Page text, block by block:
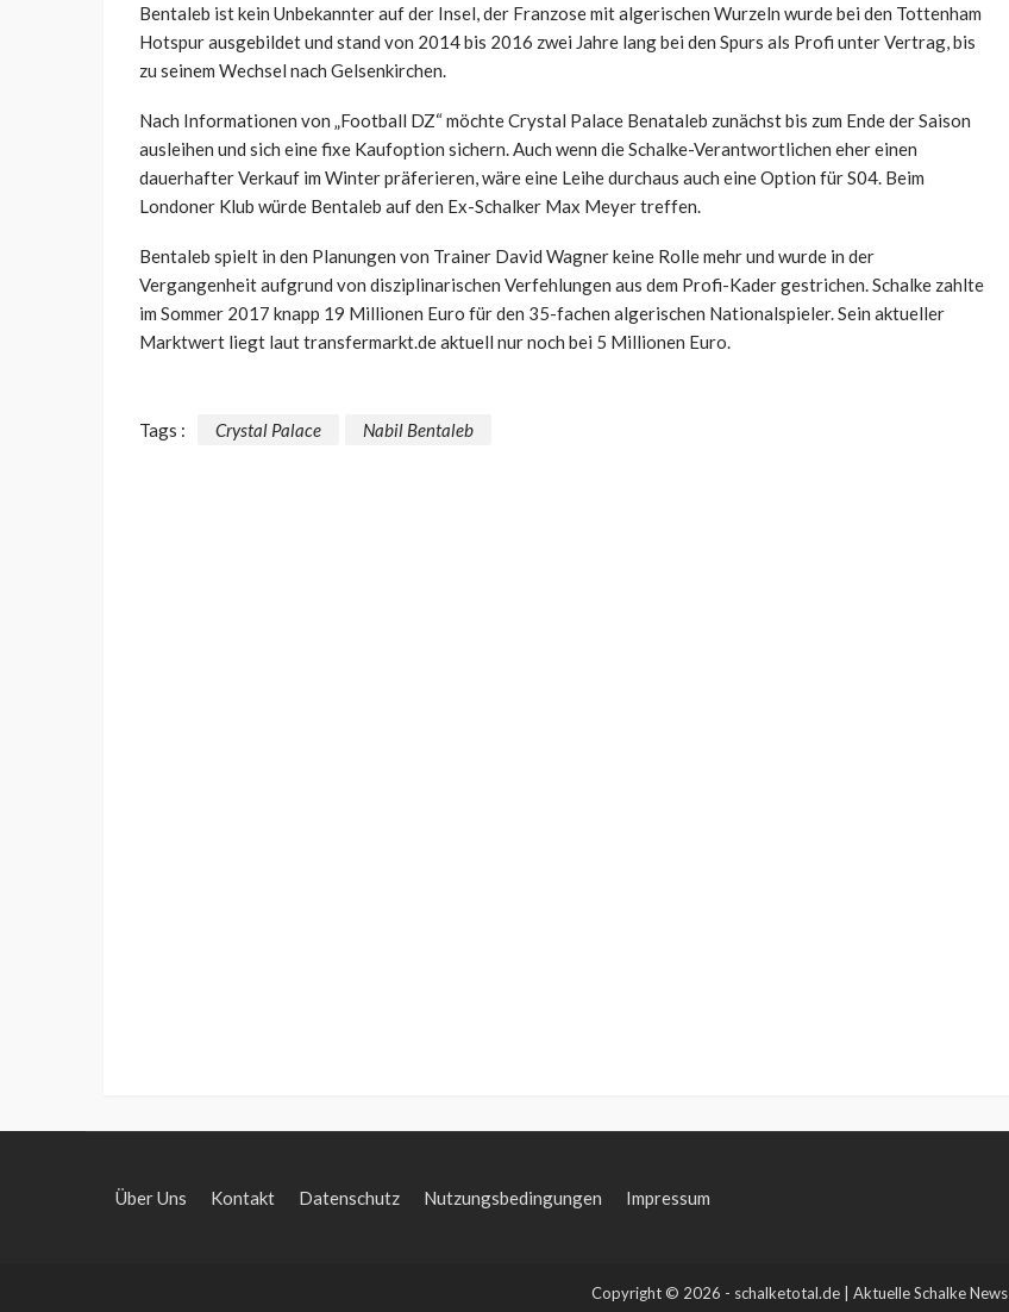
Bentaleb ist kein Unbekannter auf der Insel, der Franzose mit algerischen Wurzeln wurde bei den Tottenham
Hotspur ausgebildet und stand von 2014 bis 2016 zwei Jahre lang bei den Spurs als Profi unter Vertrag, bis
zu seinem Wechsel nach Gelsenkirchen.
Nach Informationen von „Football DZ“ möchte Crystal Palace Benataleb zunächst bis zum Ende der Saison
ausleihen und sich eine fixe Kaufoption sichern. Auch wenn die Schalke-Verantwortlichen eher einen
dauerhafter Verkauf im Winter präferieren, wäre eine Leihe durchaus auch eine Option für S04. Beim
Londoner Klub würde Bentaleb auf den Ex-Schalker Max Meyer treffen.
Bentaleb spielt in den Planungen von Trainer David Wagner keine Rolle mehr und wurde in der
Vergangenheit aufgrund von disziplinarischen Verfehlungen aus dem Profi-Kader gestrichen. Schalke zahlte
im Sommer 2017 knapp 19 Millionen Euro für den 35-fachen algerischen Nationalspieler. Sein aktueller
Marktwert liegt laut transfermarkt.de aktuell nur noch bei 5 Millionen Euro.
Tags : Crystal Palace Nabil Bentaleb
Über Uns Kontakt Datenschutz Nutzungsbedingungen Impressum
Copyright © 2026 - schalketotal.de | Aktuelle Schalke News